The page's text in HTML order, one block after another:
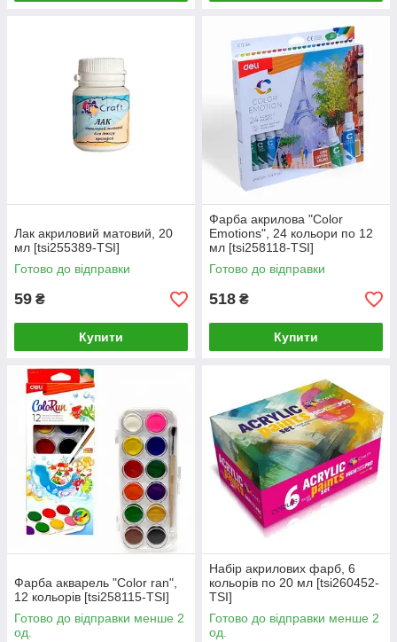
Лак акриловий матовий, 20
мл [tsi255389-TSI]
Готово до відправки
59 ₴
Купити
Фарба акрилова "Color
Emotions", 24 кольори по 12
мл [tsi258118-TSI]
Готово до відправки
518 ₴
Купити
Фарба акварель "Color ran",
12 кольорів [tsi258115-TSI]
Готово до відправки менше 2
од.
Набір акрилових фарб, 6
кольорів по 20 мл [tsi260452-
TSI]
Готово до відправки менше 2
од.